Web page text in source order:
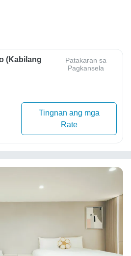
(Kabilang
Patakaran sa
Pagkansela
Tingnan ang mga
Rate